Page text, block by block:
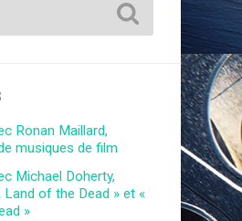
Ronan Maillard,
musiques de film
Michael Doherty,
of the Dead » et «
»